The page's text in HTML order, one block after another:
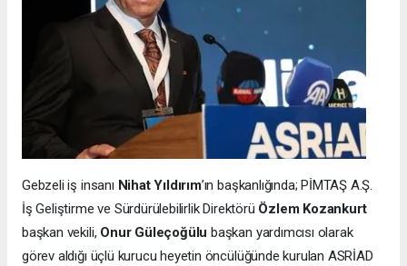
Gebzeli iş insanı Nihat Yıldırım’ın başkanlığında; PİMTAŞ A.Ş.
İş Geliştirme ve Sürdürülebilirlik Direktörü Özlem Kozankurt
başkan vekili, Onur Güleçoğülu başkan yardımcısı olarak
görev aldığı üçlü kurucu heyetin öncülüğünde kurulan ASRİAD